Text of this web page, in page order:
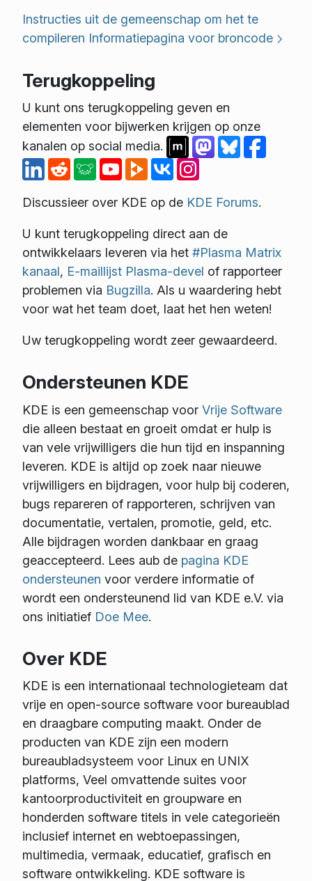
Instructies uit de gemeenschap om het te
compileren Informatiepagina voor broncode
Terugkoppeling
U kunt ons terugkoppeling geven en
elementen voor bijwerken krijgen op onze
kanalen op social media.
Discussieer over KDE op de KDE Forums.
U kunt terugkoppeling direct aan de
ontwikkelaars leveren via het #Plasma Matrix
kanaal, E-maillijst Plasma-devel of rapporteer
problemen via Bugzilla. Als u waardering hebt
voor wat het team doet, laat het hen weten!
Uw terugkoppeling wordt zeer gewaardeerd.
Ondersteunen KDE
KDE is een gemeenschap voor Vrije Software
die alleen bestaat en groeit omdat er hulp is
van vele vrijwilligers die hun tijd en inspanning
leveren. KDE is altijd op zoek naar nieuwe
vrijwilligers en bijdragen, voor hulp bij coderen,
bugs repareren of rapporteren, schrijven van
documentatie, vertalen, promotie, geld, etc.
Alle bijdragen worden dankbaar en graag
geaccepteerd. Lees aub de pagina KDE
ondersteunen voor verdere informatie of
wordt een ondersteunend lid van KDE e.V. via
ons initiatief Doe Mee.
Over KDE
KDE is een internationaal technologieteam dat
vrije en open-source software voor bureaublad
en draagbare computing maakt. Onder de
producten van KDE zijn een modern
bureaubladsysteem voor Linux en UNIX
platforms, Veel omvattende suites voor
kantoorproductiviteit en groupware en
honderden software titels in vele categorieën
inclusief internet en webtoepassingen,
multimedia, vermaak, educatief, grafisch en
software ontwikkeling. KDE software is